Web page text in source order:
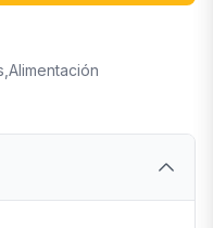
Alimentación